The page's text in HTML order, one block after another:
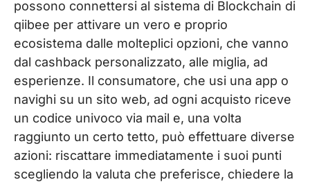
possono connettersi al sistema di Blockchain di
qiibee per attivare un vero e proprio
ecosistema dalle molteplici opzioni, che vanno
dal cashback personalizzato, alle miglia, ad
esperienze. Il consumatore, che usi una app o
navighi su un sito web, ad ogni acquisto riceve
un codice univoco via mail e, una volta
raggiunto un certo tetto, può effettuare diverse
azioni: riscattare immediatamente i suoi punti
scegliendo la valuta che preferisce, chiedere la